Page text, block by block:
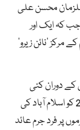
محسن علی
کہ ایک اور
مرکز ‘نائن زیرو’
دوران کئی
انکشافات سامنے آئے تھے۔ دو مئی 2018 کو اسلام آباد کی
پر فرد جرم عائد